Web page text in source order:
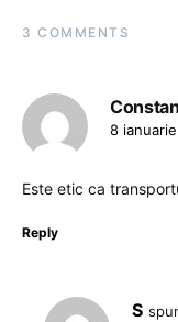
3 COMMENTS
8
Este etic ca
Reply
S